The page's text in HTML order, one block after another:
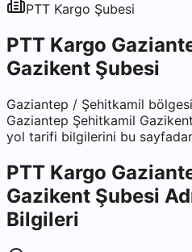
PTT Kargo Şubesi
PTT Kargo
Gazikent Şubesi
Gaziantep / Şehitkamil
Gaziantep Şehitkamil
yol tarifi bilgilerini bu
PTT Kargo
Gazikent Şubesi
Bilgileri